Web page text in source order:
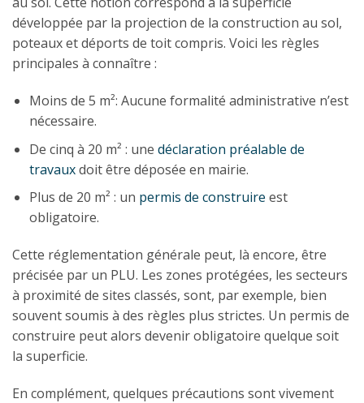
développée par la projection de la construction au sol,
poteaux et déports de toit compris. Voici les règles
principales à connaître :
Moins de 5 m²: Aucune formalité administrative n’est
nécessaire.
De cinq à 20 m² : une déclaration préalable de
travauxdoit être déposée en mairie.
Plus de 20 m² : un permis de construire est
obligatoire.
Cette réglementation générale peut, là encore, être
précisée par un PLU. Les zones protégées, les secteurs
à proximité de sites classés, sont, par exemple, bien
souvent soumis à des règles plus strictes. Un permis de
construire peut alors devenir obligatoire quelque soit
la superficie.
En complément, quelques précautions sont vivement